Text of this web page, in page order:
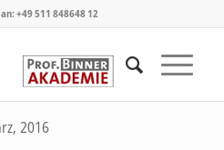
+49 511 848648 12
2016